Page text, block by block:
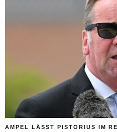
AMPEL LÄSST PISTORIUS IM